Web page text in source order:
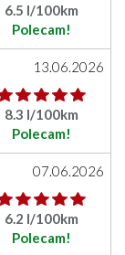
6.5 l/100km
Polecam!
13.06.2026
8.3 l/100km
Polecam!
07.06.2026
6.2 l/100km
Polecam!